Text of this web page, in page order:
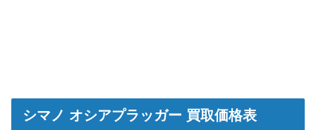
シマノ オシアプラッガー 買取価格表